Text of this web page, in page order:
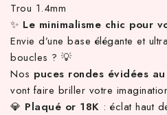
Trou 1.4mm
✨ Le minimalisme chic pour
Envie d’une base élégante et
boucles ? 💡
Nos puces rondes évidées
vont faire briller votre
💎 Plaqué or 18K : éclat haut